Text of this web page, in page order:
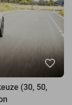
favorite_border
(30, 50,